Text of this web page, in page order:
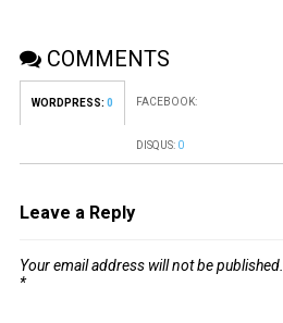
COMMENTS
WORDPRESS: 0 FACEBOOK:
DISQUS: 0
Leave a Reply
Your email address will not be published.
*